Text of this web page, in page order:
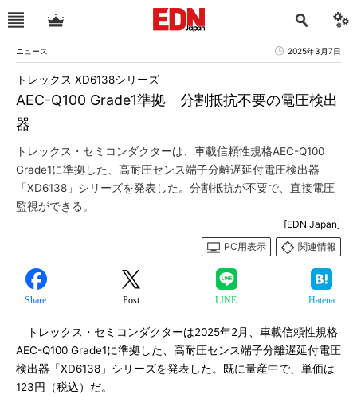
ニュース 2025年3月7日
AEC-Q100 Grade1準拠 分割抵抗不要の電圧検出
器
トレックス XD6138シリーズ
トレックス・セミコンダクターは、車載信頼性規格AEC-Q100
Grade1に準拠した、高耐圧センス端子分離遅延付電圧検出器
「XD6138」シリーズを発表した。分割抵抗が不要で、直接電圧
監視ができる。
[EDN Japan]
PC用表示
関連情報
Share Post LINE Hatena
トレックス・セミコンダクターは2025年2月、車載信頼性規格
AEC-Q100 Grade1に準拠した、高耐圧センス端子分離遅延付電圧
検出器「XD6138」シリーズを発表した。既に量産中で、単価は
123円（税込）だ。